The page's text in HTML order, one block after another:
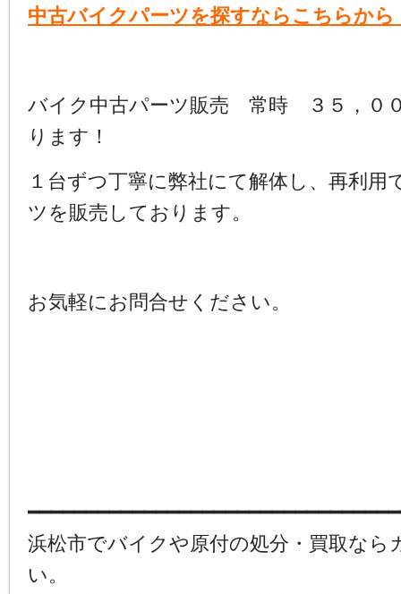
中古バイクパーツを探すならこちらから
バイク中古パーツ販売 常時 ３５，０
ります！
１台ずつ丁寧に弊社にて解体し、再利用
ツを販売しております。
お気軽にお問合せください。
浜松市でバイクや原付の処分・買取なら
い。